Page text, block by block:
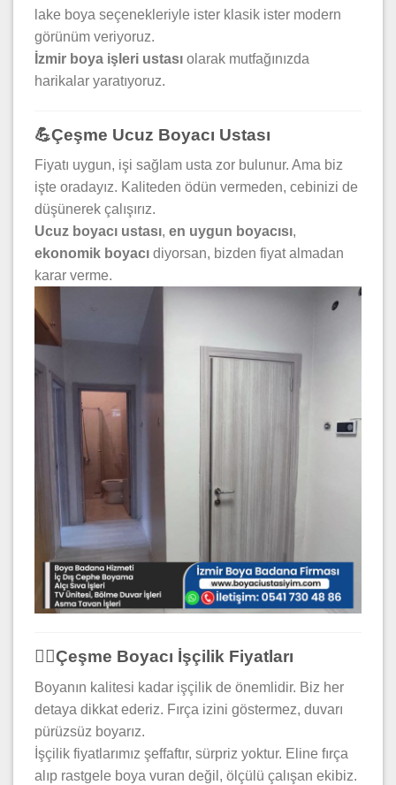
lake boya seçenekleriyle ister klasik ister modern
görünüm veriyoruz.
İzmir boya işleri ustası olarak mutfağınızda
harikalar yaratıyoruz.
💪Çeşme Ucuz Boyacı Ustası
Fiyatı uygun, işi sağlam usta zor bulunur. Ama biz
işte oradayız. Kaliteden ödün vermeden, cebinizi de
düşünerek çalışırız.
Ucuz boyacı ustası, en uygun boyacısı,
ekonomik boyacı diyorsan, bizden fiyat almadan
karar verme.
👷‍♂️Çeşme Boyacı İşçilik Fiyatları
Boyanın kalitesi kadar işçilik de önemlidir. Biz her
detaya dikkat ederiz. Fırça izini göstermez, duvarı
pürüzsüz boyarız.
İşçilik fiyatlarımız şeffaftır, sürpriz yoktur. Eline fırça
alıp rastgele boya vuran değil, ölçülü çalışan ekibiz.